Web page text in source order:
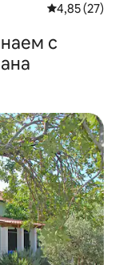
Средна
4,85 (27)
с